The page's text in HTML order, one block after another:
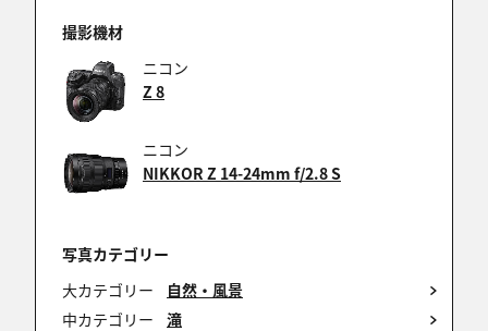
2025/11/22 16:21:23
orcristさん ,ＪＹＯさん ,じない。さん
撮影機材
ニコン
Z 8
ニコン
NIKKOR Z 14-24mm f/2.8 S
写真カテゴリー
大カテゴリー
自然・風景
中カテゴリー
滝